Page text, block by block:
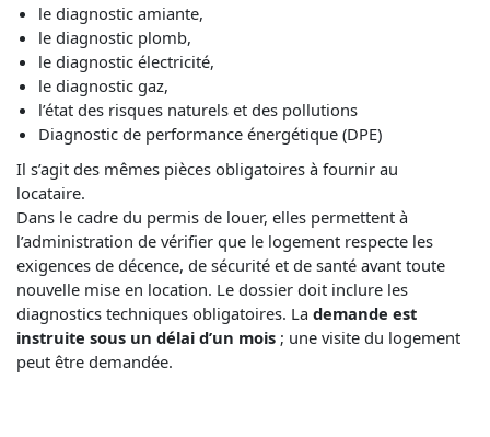
le diagnostic amiante,
le diagnostic plomb,
le diagnostic électricité,
le diagnostic gaz,
l’état des risques naturels et des pollutions
Diagnostic de performance énergétique (DPE)
Il s’agit des mêmes pièces obligatoires à fournir au
locataire.
Dans le cadre du permis de louer, elles permettent à
l’administration de vérifier que le logement respecte les
exigences de décence, de sécurité et de santé avant toute
nouvelle mise en location. Le dossier doit inclure les
diagnostics techniques obligatoires. La demande est
instruite sous un délai d’un mois ; une visite du logement
peut être demandée.